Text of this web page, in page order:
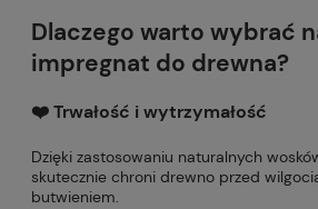
Dlaczego warto wybrać
impregnat do drewna?
❤️ Trwałość i wytrzymałość
Dzięki zastosowaniu naturalnych
skutecznie chroni drewno przed
butwieniem.